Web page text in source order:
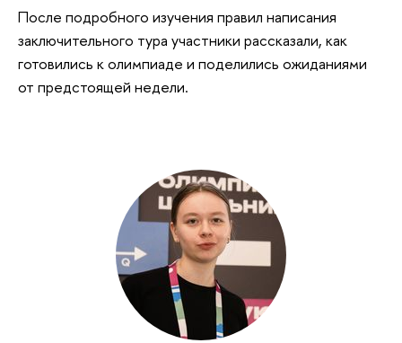
После подробного изучения правил написания
заключительного тура участники рассказали, как
готовились к олимпиаде и поделились ожиданиями
от предстоящей недели.